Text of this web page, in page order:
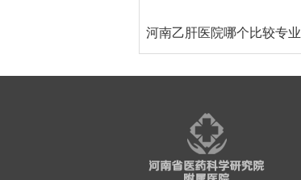
哪里比较好
河南乙肝医院哪个比较专业
郑州华医大医院